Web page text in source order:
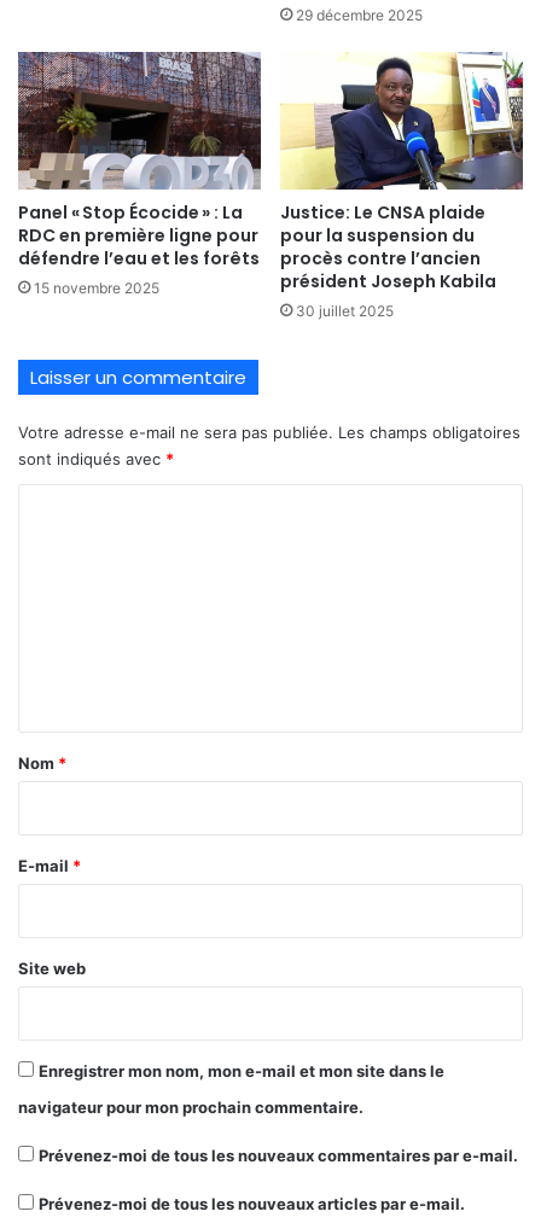
29 décembre 2025
Panel « Stop Écocide » : La
RDC en première ligne pour
défendre l’eau et les forêts
15 novembre 2025
Justice: Le CNSA plaide
pour la suspension du
procès contre l’ancien
président Joseph Kabila
30 juillet 2025
Laisser un commentaire
Votre adresse e-mail ne sera pas publiée. Les champs obligatoires
sont indiqués avec *
a
e
Nom *
E-mail *
Site web
Enregistrer mon nom, mon e-mail et mon site dans le
navigateur pour mon prochain commentaire.
Prévenez-moi de tous les nouveaux commentaires par e-mail.
Prévenez-moi de tous les nouveaux articles par e-mail.